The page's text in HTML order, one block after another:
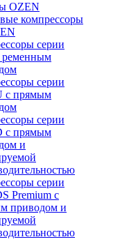
OZEN
компрессоры
серии
ременным
серии
с прямым
серии
с прямым
и
серии
Premium с
приводом и